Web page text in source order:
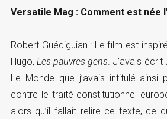
Versatile Mag : Comment est née
Robert Guédiguian : Le film est
Hugo,Les pauvres gens. J’avais écrit
Le Monde que j’avais intitulé
contre le traité constitutionnel
alors qu’il fallait relire ce texte, ce